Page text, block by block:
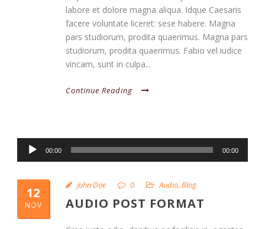
labore et dolore magna aliqua. Idque Caesaris
facere voluntate liceret: sese habere. Magna
pars studiorum, prodita quaerimus. Magna pars
studiorum, prodita quaerimus. Fabio vel iudice
vincam, sunt in culpa...
Continue Reading
Audio
00:00 00:00
12
NOV
John Doe 0 Audio, Blog
AUDIO POST FORMAT